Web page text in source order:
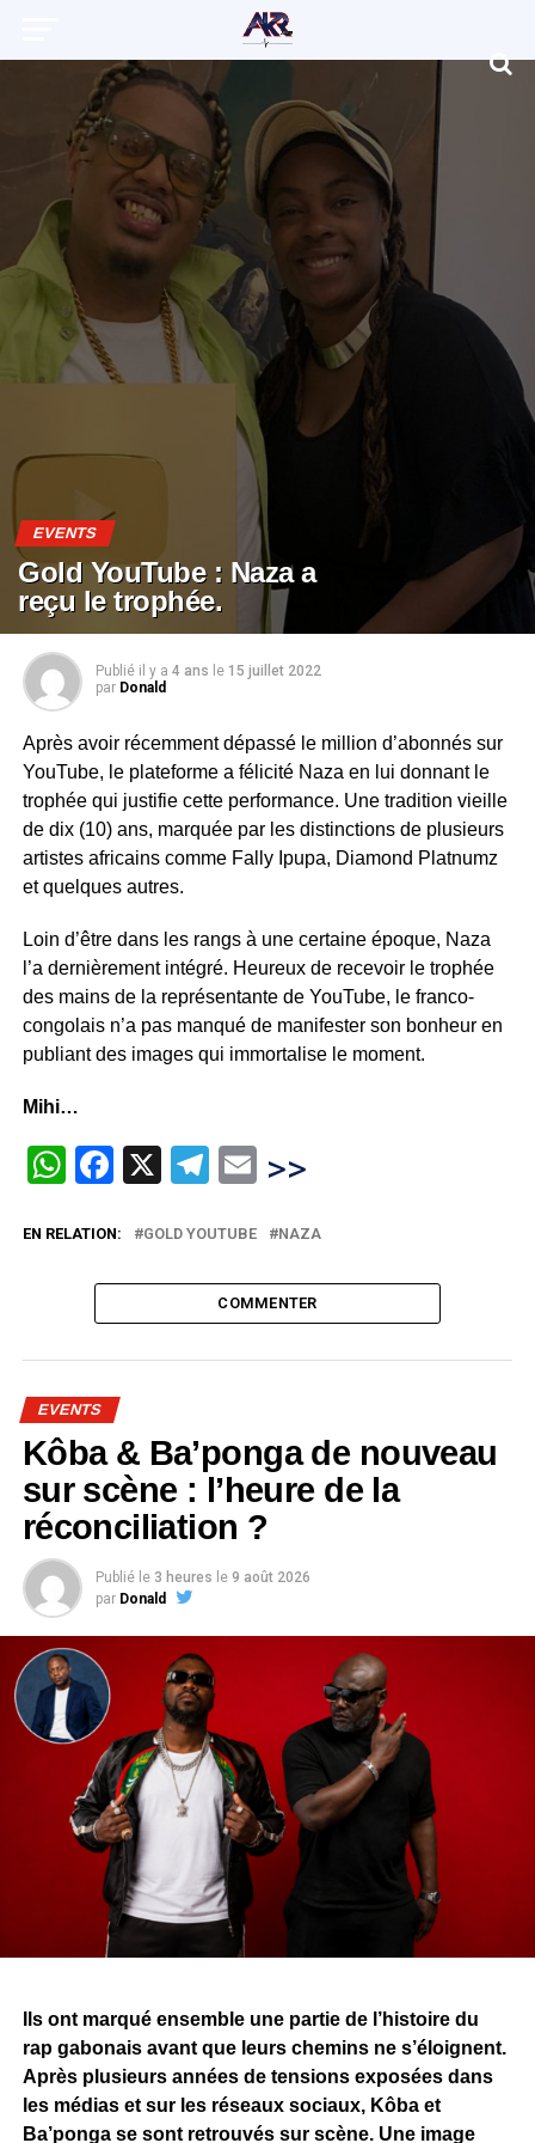
EVENTS
Gold YouTube : Naza a
reçu le trophée.
Publié il y a 4 ans le 15 juillet 2022
par Donald
Après avoir récemment dépassé le million d’abonnés sur
YouTube, le plateforme a félicité Naza en lui donnant le
trophée qui justifie cette performance. Une tradition vieille
de dix (10) ans, marquée par les distinctions de plusieurs
artistes africains comme Fally Ipupa, Diamond Platnumz
et quelques autres.
Loin d’être dans les rangs à une certaine époque, Naza
l’a dernièrement intégré. Heureux de recevoir le trophée
des mains de la représentante de YouTube, le franco-
congolais n’a pas manqué de manifester son bonheur en
publiant des images qui immortalise le moment.
Mihi…
WhatsApp
Facebook
X Telegram
Email
>>
EN RELATION: GOLD YOUTUBE NAZA
COMMENTER
EVENTS
Kôba & Ba’ponga de nouveau
sur scène : l’heure de la
réconciliation ?
Publié le 3 heures le 9 août 2026
par Donald
Ils ont marqué ensemble une partie de l’histoire du
rap gabonais avant que leurs chemins ne s’éloignent.
Après plusieurs années de tensions exposées dans
les médias et sur les réseaux sociaux, Kôba et
Ba’ponga se sont retrouvés sur scène. Une image